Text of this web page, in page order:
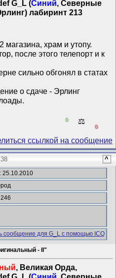
G_L (Синий, Северные
лабиринт 213
магазина, храм и утопу.
после этого телепорт и к
сильно обгонял в статах
о сдаче - Эрлинг
0 ⚖️
0
^
25.10.2010
- II"
, Великая Орда,